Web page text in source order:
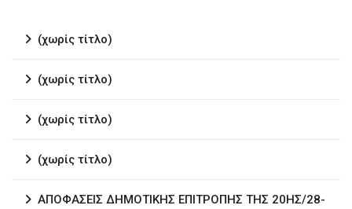
(χωρίς τίτλο)
(χωρίς τίτλο)
(χωρίς τίτλο)
(χωρίς τίτλο)
ΑΠΟΦΑΣΕΙΣ ΔΗΜΟΤΙΚΗΣ ΕΠΙΤΡΟΠΗΣ ΤΗΣ 20ΗΣ/28-